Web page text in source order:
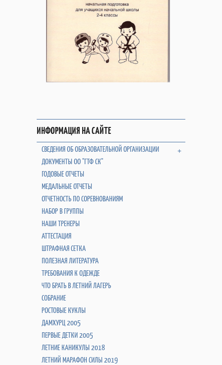
ИНФОРМАЦИЯ НА САЙТЕ
+
СВЕДЕНИЯ ОБ ОБРАЗОВАТЕЛЬНОЙ ОРГАНИЗАЦИИ
ДОКУМЕНТЫ ОО "ГТФ СК"
ГОДОВЫЕ ОТЧЕТЫ
МЕДАЛЬНЫЕ ОТЧЕТЫ
ОТЧЕТНОСТЬ ПО СОРЕВНОВАНИЯМ
НАБОР В ГРУППЫ
НАШИ ТРЕНЕРЫ
АТТЕСТАЦИЯ
ШТРАФНАЯ СЕТКА
ПОЛЕЗНАЯ ЛИТЕРАТУРА
ТРЕБОВАНИЯ К ОДЕЖДЕ
ЧТО БРАТЬ В ЛЕТНИЙ ЛАГЕРЬ
СОБРАНИЕ
РОСТОВЫЕ КУКЛЫ
ДАМХУРЦ 2005
ПЕРВЫЕ ДЕТКИ 2005
ЛЕТНИЕ КАНИКУЛЫ 2018
ЛЕТНИЙ МАРАФОН СИЛЫ 2019